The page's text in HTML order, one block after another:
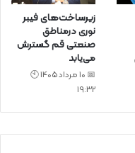
زیرساخت‌های فیبر
نوری درمناطق
صنعتی قم گسترش
می‌یابد
📅 10 مرداد 1405 🕙
19:32